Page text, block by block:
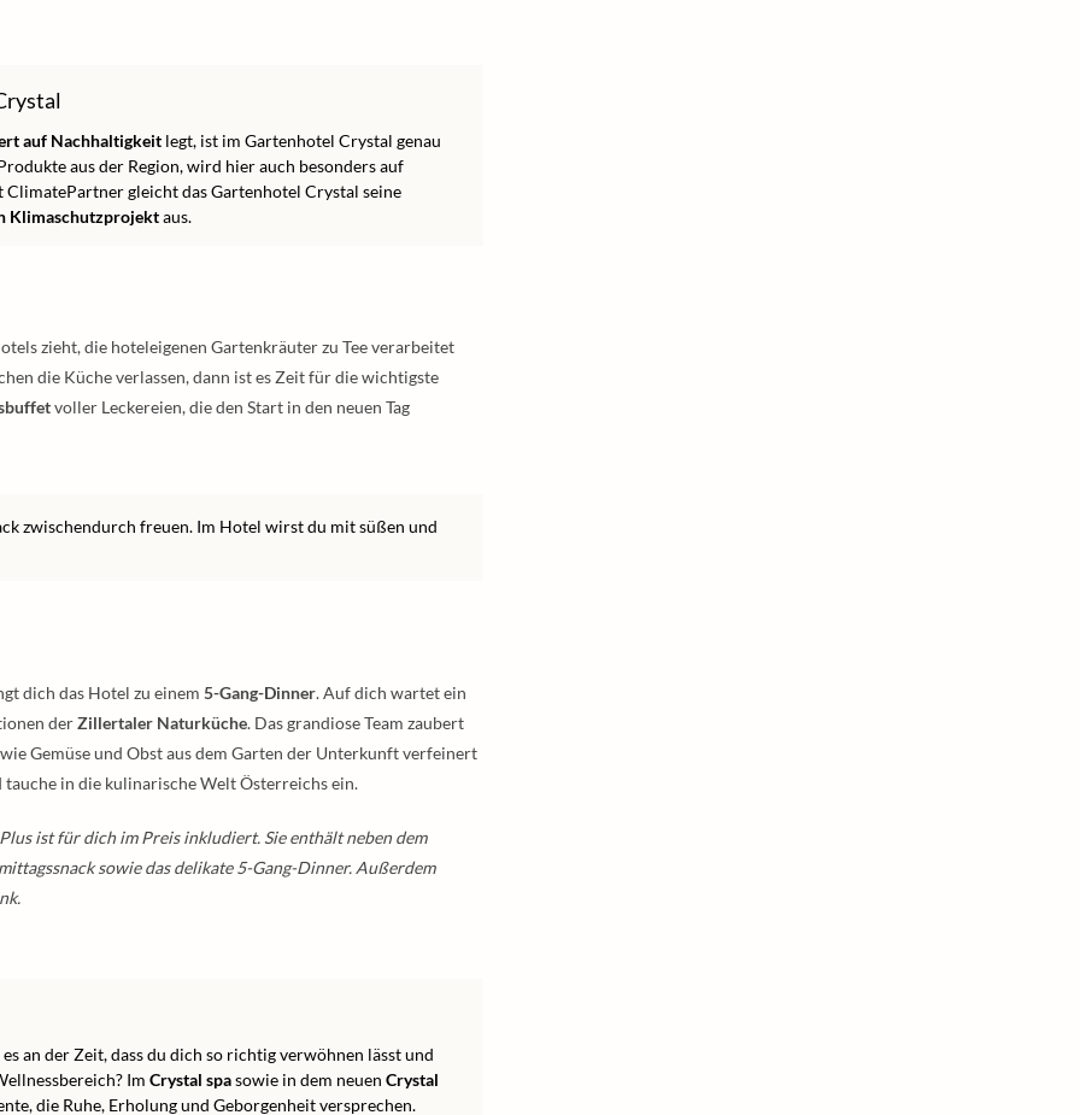
auf Nachhaltigkeit legt, ist im Gartenhotel Crystal genau
aus der Region, wird hier auch besonders auf
gleicht das Gartenhotel Crystal seine
Klimaschutzprojektaus.
zieht, die hoteleigenen Gartenkräuter zu Tee verarbeitet
die Küche verlassen, dann ist es Zeit für die wichtigste
voller Leckereien, die den Start in den neuen Tag
zwischendurch freuen. Im Hotel wirst du mit süßen und
dich das Hotel zu einem 5-Gang-Dinner. Auf dich wartet ein
derZillertaler Naturküche. Das grandiose Team zaubert
Gemüse und Obst aus dem Garten der Unterkunft verfeinert
in die kulinarische Welt Österreichs ein.
ist für dich im Preis inkludiert. Sie enthält neben dem
sowie das delikate 5-Gang-Dinner. Außerdem
an der Zeit, dass du dich so richtig verwöhnen lässt und
Im Crystal spasowie in dem neuen Crystal
die Ruhe, Erholung und Geborgenheit versprechen.